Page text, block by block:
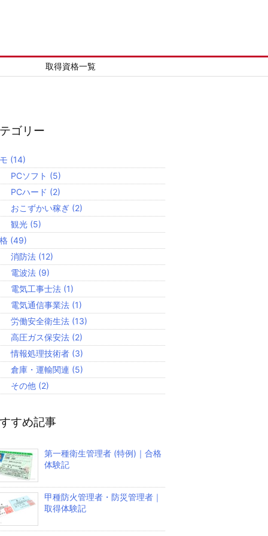
取得資格一覧
ゴリー
(14)
PCソフト (5)
PCハード (2)
おこずかい稼ぎ (2)
観光 (5)
(49)
消防法 (12)
電波法 (9)
電気工事士法 (1)
電気通信事業法 (1)
労働安全衛生法 (13)
高圧ガス保安法 (2)
情報処理技術者 (3)
倉庫・運輸関連 (5)
その他 (2)
すめ記事
第一種衛生管理者 (特例)｜合格
体験記
甲種防火管理者・防災管理者｜
取得体験記